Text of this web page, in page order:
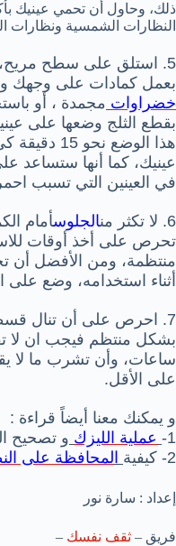
ذلك، وحاول أن تحمي عينيك
النظارات الشمسية ونظارات
5. استلق على سطح مريح،
بعمل كمادات على وجهك
خضراوات مجمدة ، أو
بقطع الثلج وضعها على
هذا الوضع
عينيك، كما أنها ستساعد
في العينين التي تسبب
6. لا تكثر من الجلوسأمام
تحرص على أخذ أوقات
منتظمة، ومن الأفضل أن
أثناء استخدامه، وضع على
7. احرص على أن تنال
بشكل منتظم فيجب ان لا
ساعات، وأن تشرب ما لا
على الأقل.
و يمكنك معنا أيضاً قراءة :
1-
عملية الليزك و تصحيح
2- كيفية
لمحافظة على
إعداد : سارة نور
فريق – ثقف نفسك –